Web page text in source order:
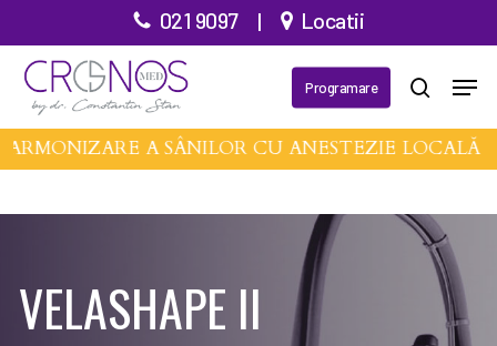
la
conținutul
principal
021 9097| Locatii
Programare căutare
A SÂNILOR CU ANESTEZIE LOCALĂ •
VELASHAPE II